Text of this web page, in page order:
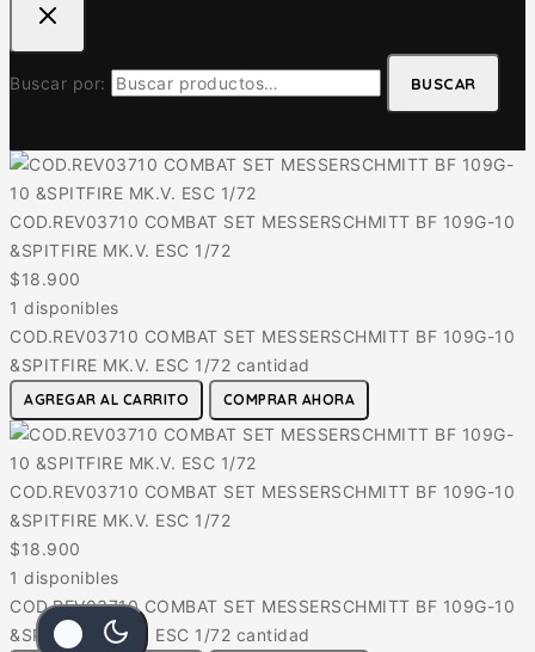
Buscar por: BUSCAR
COD.REV03710 COMBAT SET MESSERSCHMITT BF 109G-10
&SPITFIRE MK.V. ESC 1/72
$18.900
1 disponibles
COD.REV03710 COMBAT SET MESSERSCHMITT BF 109G-10
&SPITFIRE MK.V. ESC 1/72 cantidad
AGREGAR AL CARRITO COMPRAR AHORA
COD.REV03710 COMBAT SET MESSERSCHMITT BF 109G-10
&SPITFIRE MK.V. ESC 1/72
$18.900
1 disponibles
COD.REV03710 COMBAT SET MESSERSCHMITT BF 109G-10
&SPITFIRE MK.V. ESC 1/72 cantidad